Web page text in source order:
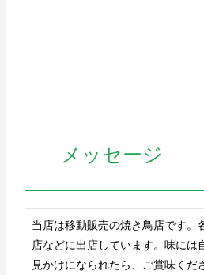
メッセージ
当店は移動販売の焼き鳥店です。
店などに出店しています。味には
見かけになられたら、ご賞味くだ